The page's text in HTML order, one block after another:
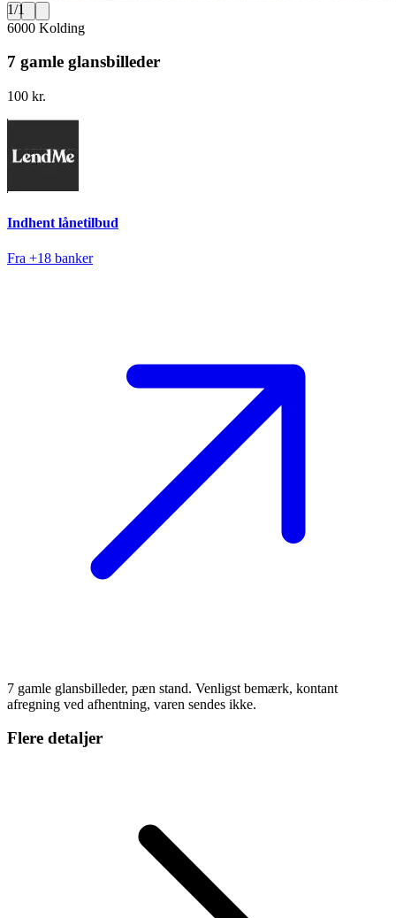
1/1
6000 Kolding
7 gamle glansbilleder
100 kr.
Indhent lånetilbud
Fra +18 banker
7 gamle glansbilleder, pæn stand. Venligst bemærk, kontant
afregning ved afhentning, varen sendes ikke.
Flere detaljer